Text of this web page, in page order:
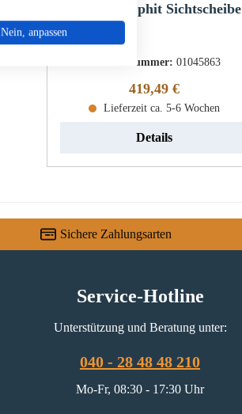
Wamsler Ophit Sichtscheibe
Produktnummer:01045863
Regulärer Preis:
419,49 €
Lieferzeit ca. 5-6 Wochen
Details
Sichere Zahlungsarten
Service-Hotline
Unterstützung und Beratung unter:
040 - 28 48 48 210
Mo-Fr, 08:30 - 17:30 Uhr
Nein, anpassen